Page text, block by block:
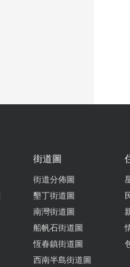
街道圖
街道分佈圖
墾丁街道圖
南灣街道圖
船帆石街道圖
恆春鎮街道圖
西南半島街道圖